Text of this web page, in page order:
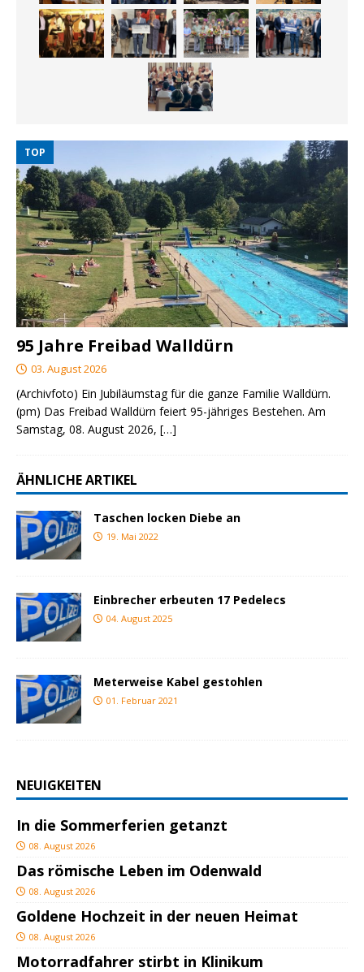
TOP
95 Jahre Freibad Walldürn
03. August 2026
(Archivfoto) Ein Jubiläumstag für die ganze Familie Walldürn.
(pm) Das Freibad Walldürn feiert 95-jähriges Bestehen. Am
Samstag, 08. August 2026, […]
ÄHNLICHE ARTIKEL
Taschen locken Diebe an
19. Mai 2022
Einbrecher erbeuten 17 Pedelecs
04. August 2025
Meterweise Kabel gestohlen
01. Februar 2021
NEUIGKEITEN
In die Sommerferien getanzt
08. August 2026
Das römische Leben im Odenwald
08. August 2026
Goldene Hochzeit in der neuen Heimat
08. August 2026
Motorradfahrer stirbt in Klinikum